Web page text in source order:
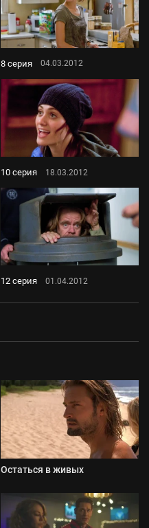
8 серия 04.03.2012
10 серия 18.03.2012
12 серия 01.04.2012
Остаться в живых